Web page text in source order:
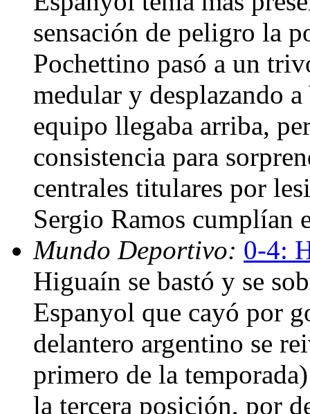
sensación de peligro la
Pochettino pasó a un
medular y desplazando
equipo llegaba arriba,
consistencia para
centrales titulares por
Sergio Ramos cumplían
Mundo Deportivo: 0-4:
Higuaín se bastó y se
Espanyol que cayó por
delantero argentino se
primero de la
la tercera posición, por